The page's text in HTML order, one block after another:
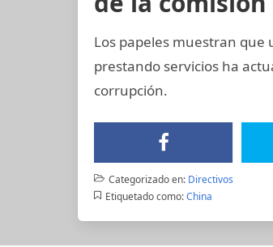
Los papeles muestran
prestando servicios ha
corrupción.
Categorizado en: Directivos
Etiquetado como: China